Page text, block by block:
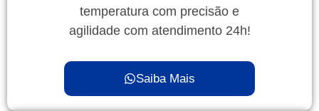
temperatura com precisão e
agilidade com atendimento 24h!
Saiba Mais